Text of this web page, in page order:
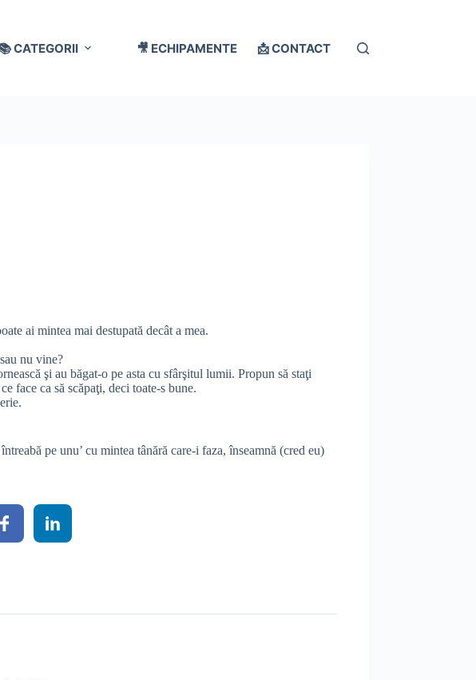
📚 CATEGORII 🎥 ECHIPAMENTE 📩 CONTACT
ai mintea mai destupată decât a mea.
nu vine?
şi au băgat-o pe asta cu sfârşitul lumii. Propun să staţi
face ca să scăpaţi, deci toate-s bune.
pe unu’ cu mintea tânără care-i faza, înseamnă (cred eu)